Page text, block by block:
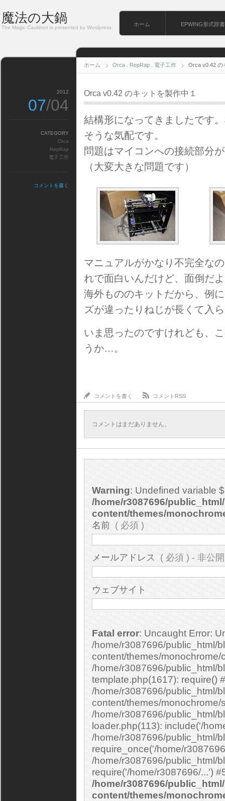
魔法の大鍋
The Magic Cauldron is presented by Wordpress.
ホーム EPWING形式辞書
ホーム Orca RepRap 電子工作 Orca v0.42 の
Orca v0.42 のキットを製作中１
結構形になってきましたです
そうな気配です。
問題はマイコンへの接続部分
（大変大きな問題です）
マニュアルがかなり不完全な
れで面白いんだけど、面倒だ
海外もののキットだから、例
ズが違ったりねじが長くて入
いま思ったのですけれども、
うか…。
2012
07/04
CATEGORY
Orca
RepRap
電子工作
コメントを書く
コメントを書く コメントRSS
コメントはまだありません。
Warning : Undefined variable
/home/r3087696/
content/themes/
名前 ( 必須 )
メールアドレス ( 必須 ) - 非公
ウェブサイト
Fatal error: Uncaught Error: Undefined constant "cs_print_smilies" in
/home/r3087696/public_html/
content/themes/
/home/r3087696/public_html/
template.php(1617): require()
/home/r3087696/public_html/
content/themes/
/home/r3087696/public_html/
loader.php(113): include('/
/home/r3087696/public_html/
require_once('/home/
/home/r3087696/public_html/
/home/r3087696/
content/themes/